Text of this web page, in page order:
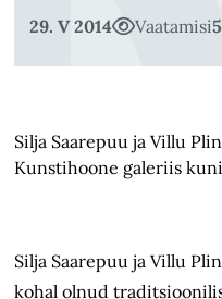
29. V 2014 Vaatamisi
Silja Saarepuu ja Villu
Kunstihoone galeriis kuni
Silja Saarepuu ja Villu
kohal olnud